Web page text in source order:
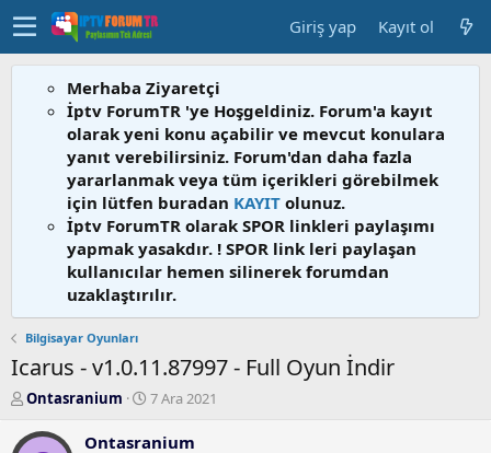
Giriş yap Kayıt ol
Merhaba Ziyaretçi
İptv ForumTR 'ye Hoşgeldiniz. Forum'a kayıt
olarak yeni konu açabilir ve mevcut konulara
yanıt verebilirsiniz. Forum'dan daha fazla
yararlanmak veya tüm içerikleri görebilmek
için lütfen buradan KAYIT olunuz.
İptv ForumTR olarak SPOR linkleri paylaşımı
yapmak yasakdır. ! SPOR link leri paylaşan
kullanıcılar hemen silinerek forumdan
uzaklaştırılır.
Bilgisayar Oyunları
Icarus - v1.0.11.87997 - Full Oyun İndir
K
n
Ontasranium
B
ş
7 Ara 2021
Ontasranium